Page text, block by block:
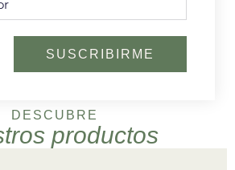
SUSCRIBIRME
DESCUBRE
productos